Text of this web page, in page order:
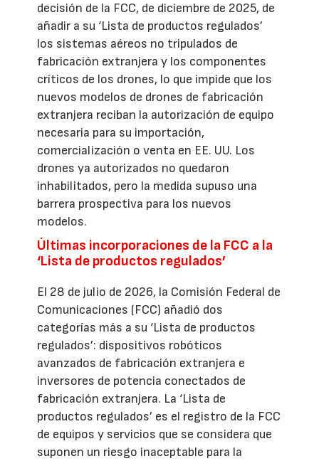
decisión de la FCC, de diciembre de 2025, de
añadir a su ‘Lista de productos regulados’
los sistemas aéreos no tripulados de
fabricación extranjera y los componentes
críticos de los drones, lo que impide que los
nuevos modelos de drones de fabricación
extranjera reciban la autorización de equipo
necesaria para su importación,
comercialización o venta en EE. UU. Los
drones ya autorizados no quedaron
inhabilitados, pero la medida supuso una
barrera prospectiva para los nuevos
modelos.
Últimas incorporaciones de la FCC a la
‘Lista de productos regulados’
El 28 de julio de 2026, la Comisión Federal de
Comunicaciones (FCC) añadió dos
categorías más a su ‘Lista de productos
regulados’: dispositivos robóticos
avanzados de fabricación extranjera e
inversores de potencia conectados de
fabricación extranjera. La ‘Lista de
productos regulados’ es el registro de la FCC
de equipos y servicios que se considera que
suponen un riesgo inaceptable para la